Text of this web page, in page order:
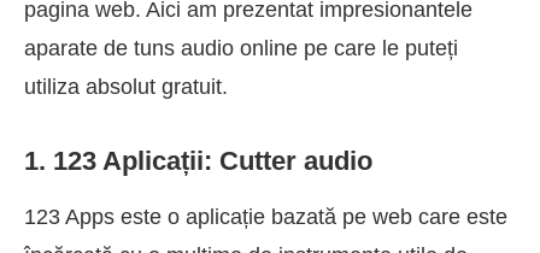
pagina web. Aici am prezentat impresionantele
aparate de tuns audio online pe care le puteți
utiliza absolut gratuit.
1. 123 Aplicații: Cutter audio
123 Apps este o aplicație bazată pe web care este